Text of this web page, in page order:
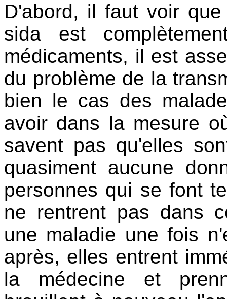
D'abord, il faut voir
sida est
médicaments, il est
du problème de la
bien le cas des
avoir dans la mesure
savent pas qu'elles
quasiment aucune
personnes qui se font
ne rentrent pas dans
une maladie une fois
après, elles entrent
la médecine et